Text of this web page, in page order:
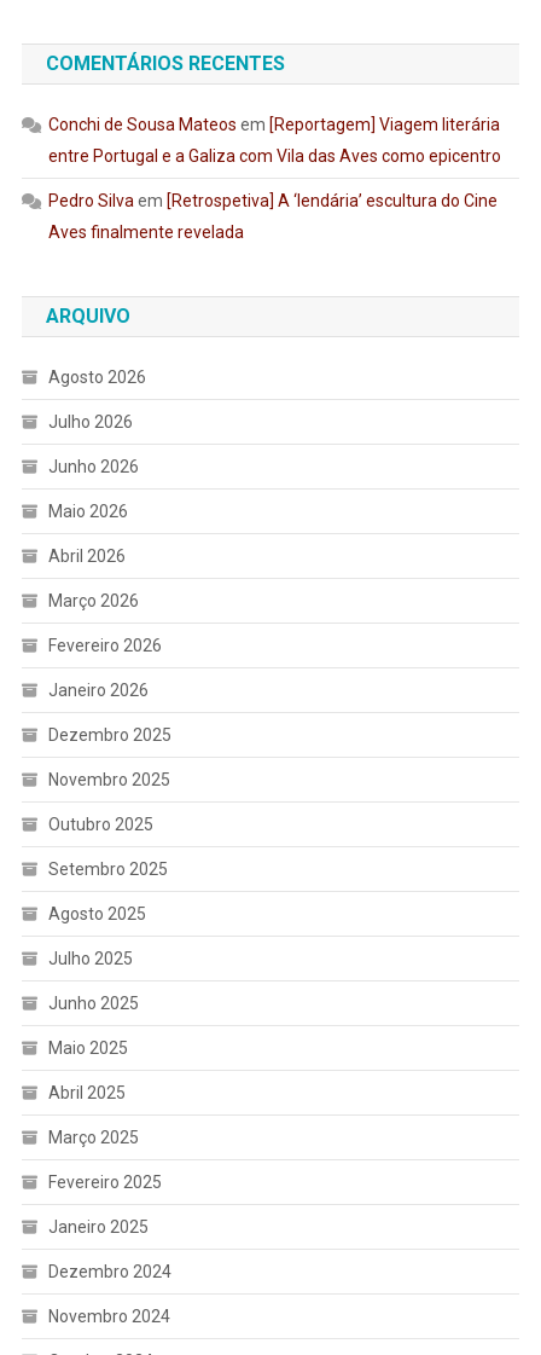
COMENTÁRIOS RECENTES
Conchi de Sousa Mateos em [Reportagem] Viagem literária
entre Portugal e a Galiza com Vila das Aves como epicentro
Pedro Silva em [Retrospetiva] A ‘lendária’ escultura do Cine
Aves finalmente revelada
ARQUIVO
Agosto 2026
Julho 2026
Junho 2026
Maio 2026
Abril 2026
Março 2026
Fevereiro 2026
Janeiro 2026
Dezembro 2025
Novembro 2025
Outubro 2025
Setembro 2025
Agosto 2025
Julho 2025
Junho 2025
Maio 2025
Abril 2025
Março 2025
Fevereiro 2025
Janeiro 2025
Dezembro 2024
Novembro 2024